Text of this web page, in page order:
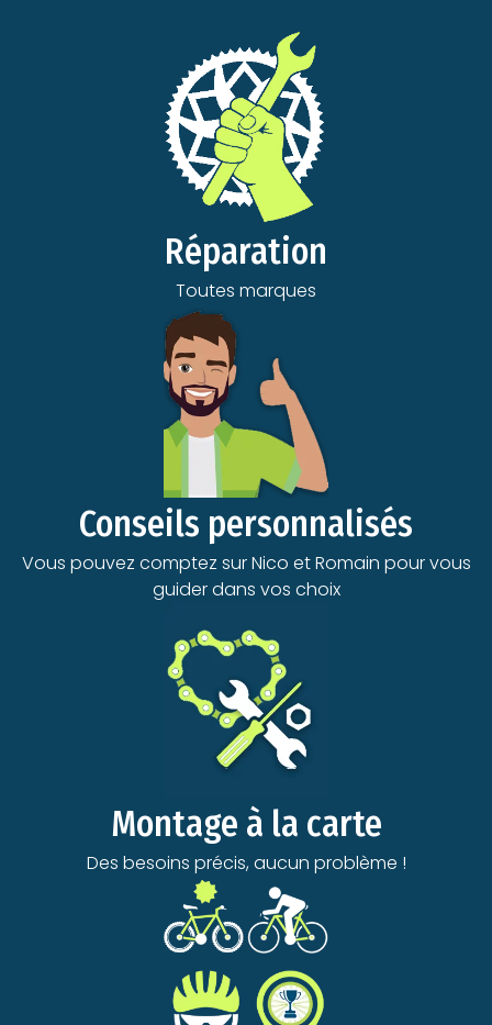
Réparation
Toutes marques
Conseils personnalisés
Vous pouvez comptez sur Nico et Romain pour vous
guider dans vos choix
Montage à la carte
Des besoins précis, aucun problème !